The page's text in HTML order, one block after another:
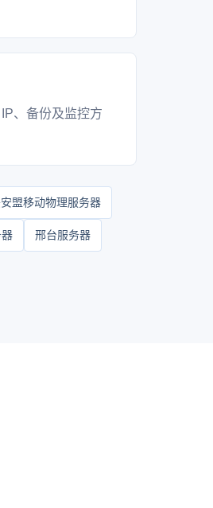
、备份及监控方
盟移动物理服务器
邢台服务器